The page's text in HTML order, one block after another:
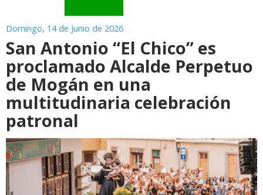
Domingo, 14 de Junio de 2026
San Antonio “El Chico” es
proclamado Alcalde Perpetuo
de Mogán en una
multitudinaria celebración
patronal